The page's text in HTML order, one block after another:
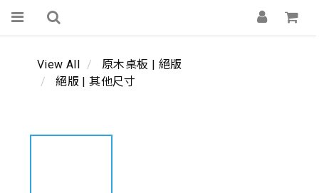
View All
原木桌板 | 絕版
絕版 | 其他尺寸